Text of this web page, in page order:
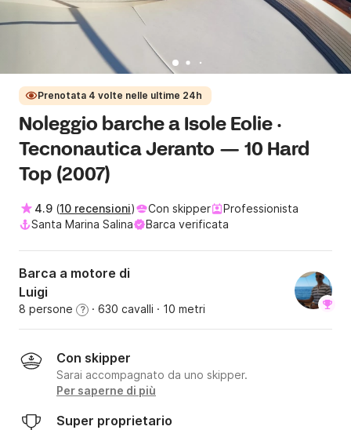
Prenotata 4 volte nelle ultime 24h
Noleggio barche a Isole Eolie ·
Tecnonautica Jeranto — 10 Hard
Top (2007)
4.9 (10 recensioni) Con skipper
Professionista
Santa Marina Salina
Barca verificata
Barca a motore di
Luigi
8 persone ? · 630 cavalli · 10 metri
Con skipper
Sarai accompagnato da uno skipper.
Per saperne di più
Super proprietario